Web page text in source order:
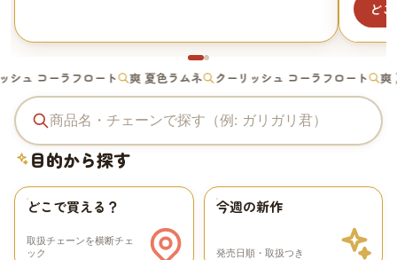
ど
シュ コーラフロート 爽 夏色ラムネ クーリッシュ コーラフロート 爽
アイスを商品名・チェーンで探す
目的から探す
どこで買える？
取扱チェーンを横断チェ
ック
今週の新作
発売日順・取扱つき